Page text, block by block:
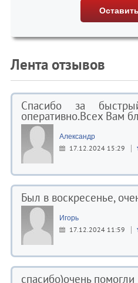
Лента отзывов
Спасибо за
оперативно.Всех Вам
Александр
17.12.2024 15:29
Был в воскресенье,
Игорь
17.12.2024 11:59
спасибо)очень помогли